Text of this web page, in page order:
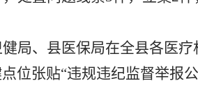
局、县医保局在全县各医
位张贴“违规违纪监督举报